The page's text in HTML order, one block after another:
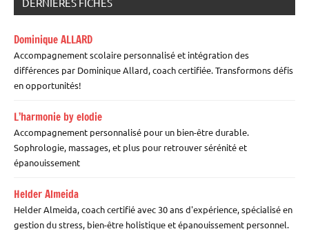
Dominique ALLARD
Accompagnement scolaire personnalisé et intégration des
différences par Dominique Allard, coach certifiée. Transformons défis
en opportunités!
L’harmonie by elodie
Accompagnement personnalisé pour un bien-être durable.
Sophrologie, massages, et plus pour retrouver sérénité et
épanouissement
Helder Almeida
Helder Almeida, coach certifié avec 30 ans d'expérience, spécialisé en
gestion du stress, bien-être holistique et épanouissement personnel.